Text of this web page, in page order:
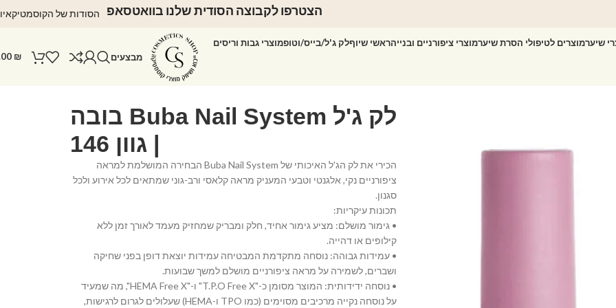
הצטרפו לקבוצה הסודית שלנו בוואטסאפ הסודות של
שיערמוצרים לטיפולי הסרת שיערמוצרי ציפורניים ובנייהראשי שיוףלק ג'ל/בייס/וטופמוצרי גבות וריסים
מבצעים ₪
לק ג'ל Buba Nail System בובה
| גוון 146
הכירי את לק הג'ל האיכותי של Buba Nail System הבחירה המושלמת למראה
ציפורניים נקי, אלגנטי וטבעי המעניק מראה קלאסי ורב-גוני שמתאים לכל אירוע ולכל
סגנון.
תכונות עיקריות:
• גימור מושלם: מציע גימור אחיד, חלק ומבריק שמחזיק מעמד לאורך זמן ללא
קילופים או דהייה.
• עמידות גבוהה: נוסחה מתקדמת המבטיחה עמידות יוצאת דופן בפני שחיקה
ושברים, לשמירה על מראה ציפורניים מושלם למשך שבועות.
• נוסחה ידידותית: המוצר מסומן כ-"T.P.O Free X" ו-"HEMA Free X", מה שמעיד
על נוסחה נקייה מרכיבים מסוימים (כמו TPO ו-HEMA) שעלולים לגרום לרגישות,